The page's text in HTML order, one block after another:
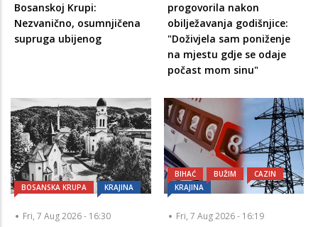
Bosanskoj Krupi:
Nezvanično, osumnjičena
supruga ubijenog
progovorila nakon
obilježavanja godišnjice:
"Doživjela sam poniženje
na mjestu gdje se odaje
počast mom sinu"
BOSANSKA KRUPA KRAJINA
Fri, 7 Aug 2026 - 16:30
BIHAĆ BUŽIM
CAZIN
KRAJINA
Fri, 7 Aug 2026 - 16:19